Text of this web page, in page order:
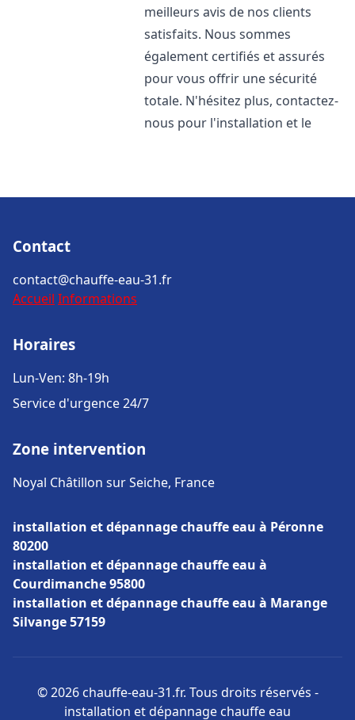
meilleurs avis de nos clients
satisfaits. Nous sommes
également certifiés et assurés
pour vous offrir une sécurité
totale. N'hésitez plus, contactez-
nous pour l'installation et le
Contact
contact@chauffe-eau-31.fr
Accueil Informations
Horaires
Lun-Ven: 8h-19h
Service d'urgence 24/7
Zone intervention
Noyal Châtillon sur Seiche, France
installation et dépannage chauffe eau à Péronne
80200
installation et dépannage chauffe eau à
Courdimanche 95800
installation et dépannage chauffe eau à Marange
Silvange 57159
© 2026 chauffe-eau-31.fr. Tous droits réservés -
installation et dépannage chauffe eau